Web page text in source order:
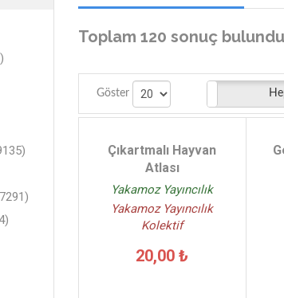
Toplam 120 sonuç
Göster
Stoktakiler
Çıkartmalı Hayvan
Atlası
Yakamoz Yayıncılık
Yakamoz Yayıncılık
Kolektif
20,00 ₺